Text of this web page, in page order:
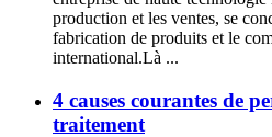
production et les ventes, se
fabrication de produits et le
international.Là ...
4 causes courantes de
traitement